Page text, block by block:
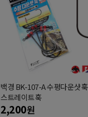
백경 BK-107-A 수평다운샷훅
스트레이트훅
2,200원